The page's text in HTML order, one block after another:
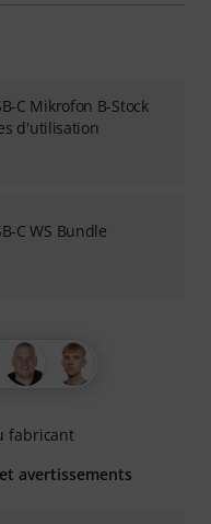
fabricant
avertissements
C Mikrofon B-Stock
d'utilisation
C WS Bundle